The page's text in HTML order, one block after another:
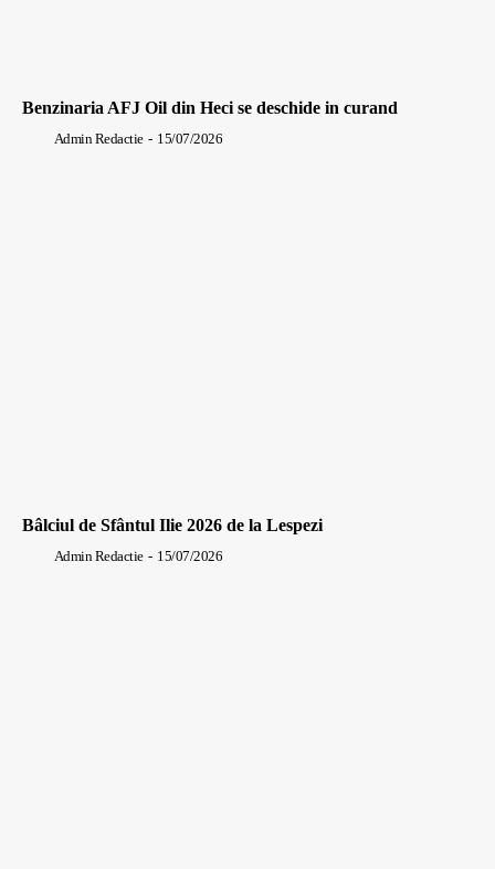
Benzinaria AFJ Oil din Heci se deschide in curand
Admin Redactie - 15/07/2026
Bâlciul de Sfântul Ilie 2026 de la Lespezi
Admin Redactie - 15/07/2026